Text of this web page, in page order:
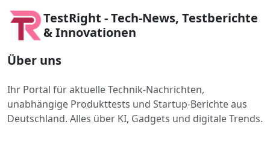
TestRight - Tech-News, Testberichte
& Innovationen
Über uns
Ihr Portal für aktuelle Technik-Nachrichten,
unabhängige Produkttests und Startup-Berichte aus
Deutschland. Alles über KI, Gadgets und digitale Trends.